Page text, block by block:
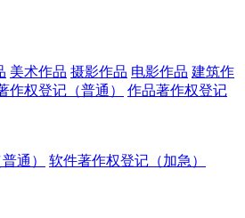
美术作品 摄影作品 电影作品 建筑作
作权登记（普通）
作品著作权登记
通）
软件著作权登记（加急）